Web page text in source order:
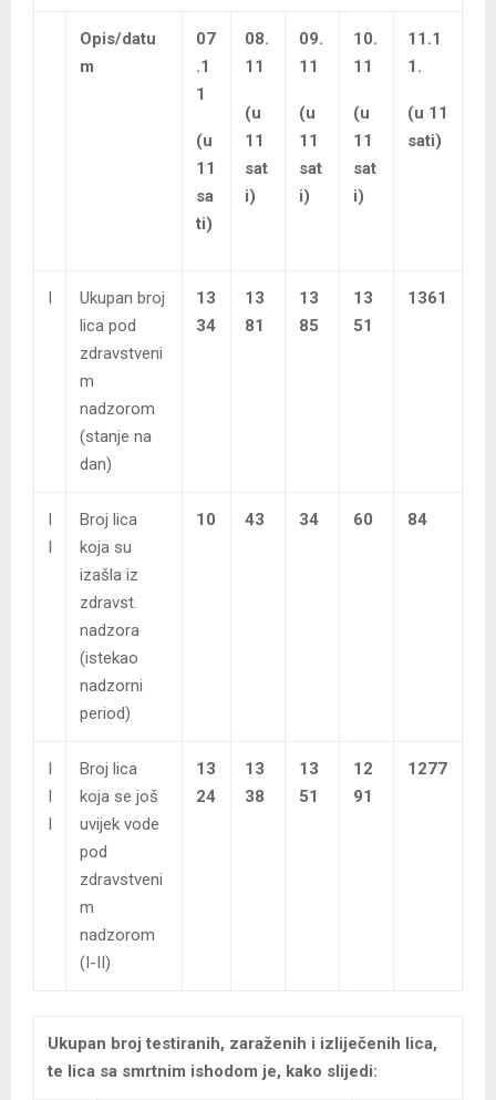
Opis/datu
m
07
.1
1
(u
11
sa
ti)
08.
11
(u
11
sat
i)
09.
11
(u
11
sat
i)
10.
11
(u
11
sat
i)
11.1
1.
(u 11
sati)
I
Ukupan broj
lica pod
zdravstveni
m
nadzorom
(stanje na
dan)
13
34
13
81
13
85
13
51
1361
I
I
Broj lica
koja su
izašla iz
zdravst.
nadzora
(istekao
nadzorni
period)
10 43 34 60 84
I
I
I
Broj lica
koja se još
uvijek vode
pod
zdravstveni
m
nadzorom
(I-II)
13
24
13
38
13
51
12
91
1277
Ukupan broj testiranih, zaraženih i izliječenih lica,
te lica sa smrtnim ishodom je, kako slijedi: